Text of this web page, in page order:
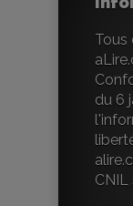
Tous
du 6
CNIL